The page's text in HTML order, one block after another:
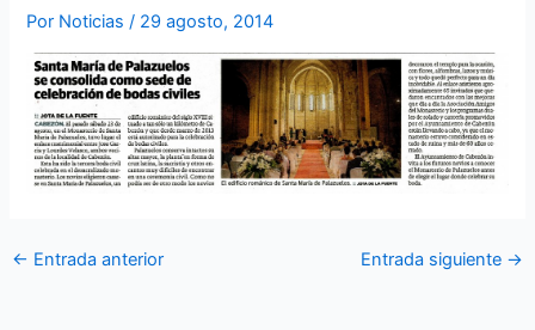
Por Noticias/ 29 agosto, 2014
← Entrada anterior Entrada siguiente →